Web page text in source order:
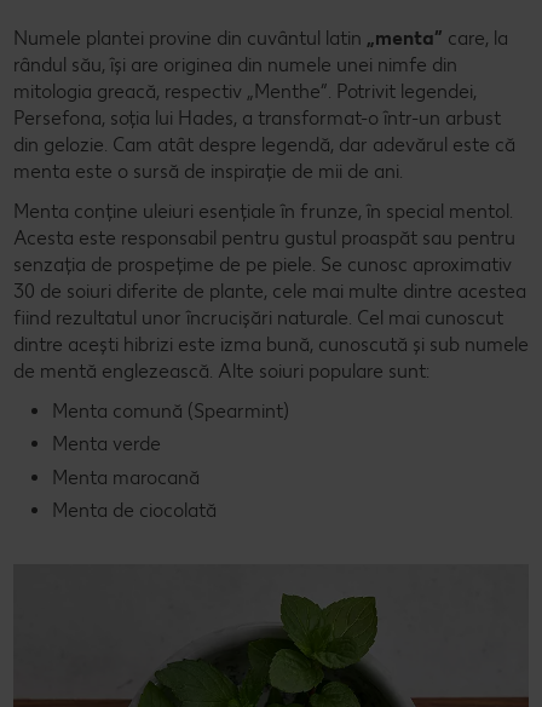
Numele plantei provine din cuvântul latin „menta” care, la
rândul său, își are originea din numele unei nimfe din
mitologia greacă, respectiv „Menthe”. Potrivit legendei,
Persefona, soția lui Hades, a transformat-o într-un arbust
din gelozie. Cam atât despre legendă, dar adevărul este că
menta este o sursă de inspirație de mii de ani.
Menta conține uleiuri esențiale în frunze, în special mentol.
Acesta este responsabil pentru gustul proaspăt sau pentru
senzația de prospețime de pe piele. Se cunosc aproximativ
30 de soiuri diferite de plante, cele mai multe dintre acestea
fiind rezultatul unor încrucișări naturale. Cel mai cunoscut
dintre acești hibrizi este izma bună, cunoscută și sub numele
de mentă englezească. Alte soiuri populare sunt:
Menta comună (Spearmint)
Menta verde
Menta marocană
Menta de ciocolată